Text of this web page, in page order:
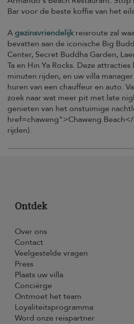
Bar voor de beste koffie van het
A gezinsvriendelijkreisroute zal
bevatten aan de iconische Big
Center, Secret Buddha Garden,
Ta en Hin Ya Rocks. Deze
minuten rijden, en uw villa
huren van een chauffeur en auto.
zoek naar wat meer pit met late
genieten van het onstuimige
href=chaweng">Chaweng
rijden).
Ontdek
Over ons
Contact
Veelgestelde vragen
Press
Plaats uw villa
Conciërge
Ontmoet het team
Loyaliteitsprogramma
Word onze reispartner